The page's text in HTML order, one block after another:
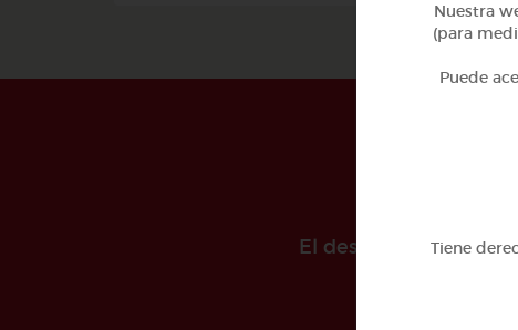
El desarollo de este
Nuestra
(para
Puede
Tiene